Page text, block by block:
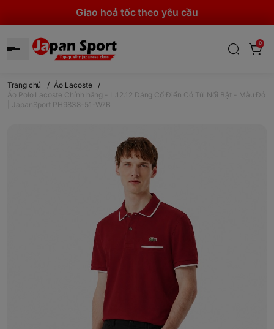
Giao hoả tốc theo yêu cầu
0
Trang chủ / Áo Lacoste
/
Áo Polo Lacoste Chính hãng - L.12.12 Dáng Cổ Điển Có Túi Nổi Bật - Màu Đỏ
| JapanSport PH9838-51-W7B